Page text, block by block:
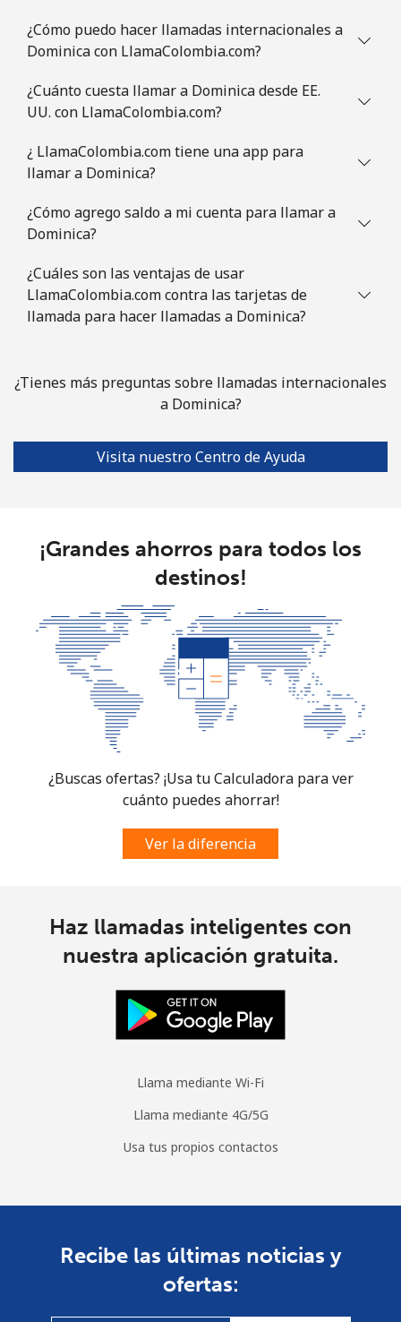
¿Cómo puedo hacer llamadas internacionales a
Dominica con LlamaColombia.com?
¿Cuánto cuesta llamar a Dominica desde EE.
UU. con LlamaColombia.com?
¿ LlamaColombia.com tiene una app para
llamar a Dominica?
¿Cómo agrego saldo a mi cuenta para llamar a
Dominica?
¿Cuáles son las ventajas de usar
LlamaColombia.com contra las tarjetas de
llamada para hacer llamadas a Dominica?
¿Tienes más preguntas sobre llamadas internacionales
a Dominica?
Visita nuestro Centro de Ayuda
¡Grandes ahorros para todos los
destinos!
¿Buscas ofertas? ¡Usa tu Calculadora para ver
cuánto puedes ahorrar!
Ver la diferencia
Haz llamadas inteligentes con
nuestra aplicación gratuita.
Llama mediante Wi-Fi
Llama mediante 4G/5G
Usa tus propios contactos
Recibe las últimas noticias y
ofertas: